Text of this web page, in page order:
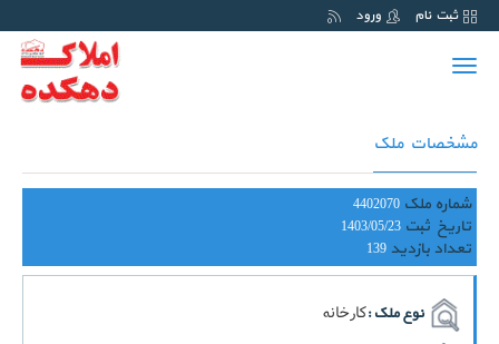
ثبت نام ورود
Toggle
مشخصات ملک
شماره ملک 4402070
تاریخ ثبت 1403/05/23
تعداد بازدید 139
نوع ملک :کارخانه